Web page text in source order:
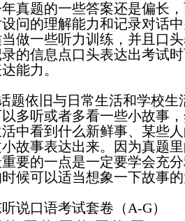
真题的一些答案还是偏长
问的理解能力和记录对话
做一些听力训练，并且口
的信息点口头表达出考试
能力。
题依旧与日常生活和学校生
多听或者多看一些小故事
中看到什么新鲜事、某些
故事表达出来。因为真题
要的一点是一定要学会充
候可以适当想象一下故事
说口语考试套卷（ A-G）